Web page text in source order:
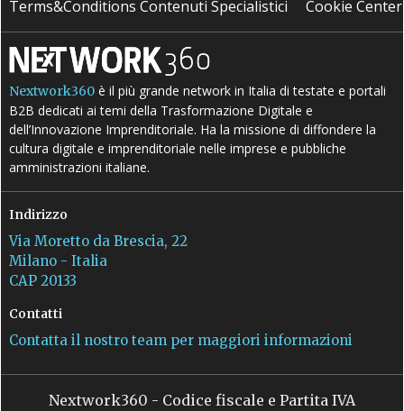
Terms&Conditions Contenuti Specialistici Cookie Center
Nextwork360 è il più grande network in Italia di testate e portali
B2B dedicati ai temi della Trasformazione Digitale e
dell’Innovazione Imprenditoriale. Ha la missione di diffondere la
cultura digitale e imprenditoriale nelle imprese e pubbliche
amministrazioni italiane.
Indirizzo
Via Moretto da Brescia, 22
Milano - Italia
CAP 20133
Contatti
Contatta il nostro team per maggiori informazioni
Nextwork360 - Codice fiscale e Partita IVA